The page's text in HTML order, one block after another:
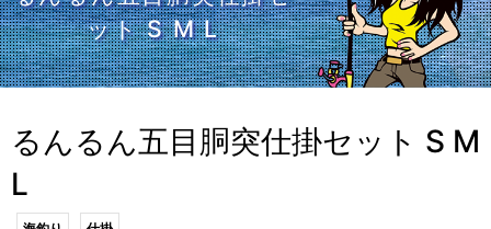
ット S M L
るんるん五目胴突仕掛セット S M
L